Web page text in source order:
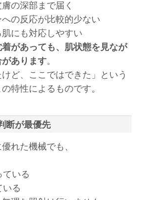
の深部まで届く
への反応が比較的少ない
肌にも対応しやすい
があっても、肌状態を見なが
あります。
けど、ここではできた」という
特性によるものです。
断が最優先
れた機械でも、
いる
る